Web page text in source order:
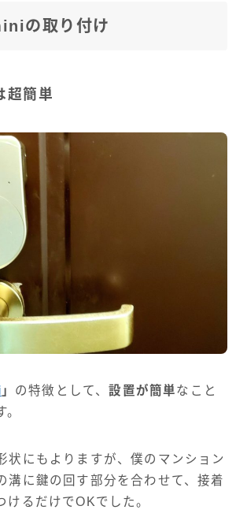
の取り付け
超簡単
」 の特徴として、設置が簡単なこと
状にもよりますが、僕のマンション
溝に鍵の回す部分を合わせて、接着
けるだけでOKでした。